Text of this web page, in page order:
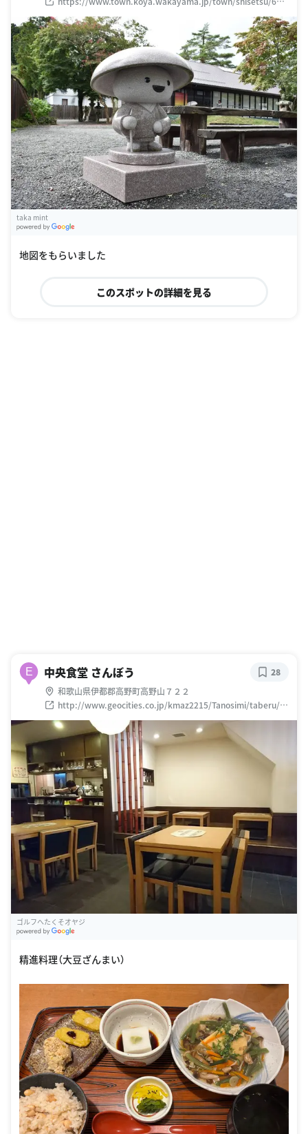
html
taka mint
地図をもらいました
このスポットの詳細を見る
E 中央食堂 さんぼう
和歌山県伊都郡高野町高野山７２２
http://www.geocities.co.jp/kmaz2215/Tanosimi/taberu/sa
nbou.htm
28
ゴルフへたくそオヤジ
精進料理（大豆ざんまい）